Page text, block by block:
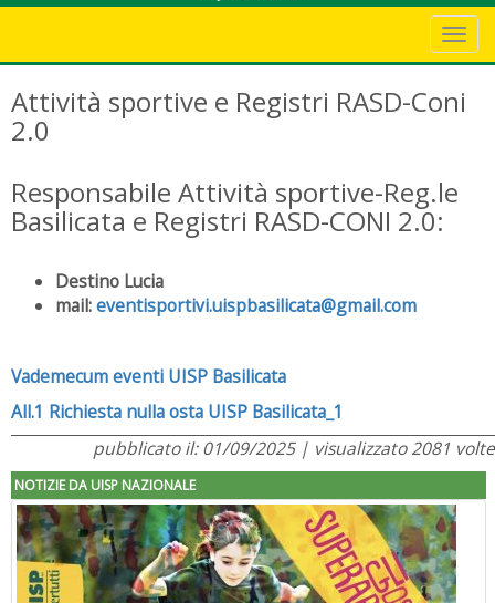
Attività sportive e Registri RASD-Coni
2.0
Responsabile Attività sportive-Reg.le
Basilicata e Registri RASD-CONI 2.0:
Destino Lucia
mail:eventisportivi.uispbasilicata@gmail.com
Vademecum eventi UISP Basilicata
All.1 Richiesta nulla osta UISP Basilicata_1
pubblicato il: 01/09/2025 | visualizzato 2081 volte
NOTIZIE DA UISP NAZIONALE